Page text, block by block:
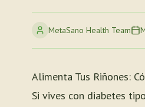
MetaSano Health Team
Alimenta Tus Riñones:
Si vives con diabetes